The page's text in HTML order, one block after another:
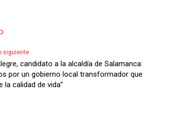
siguiente
candidato a la alcaldía de Salamanca:
por un gobierno local transformador que
la calidad de vida”